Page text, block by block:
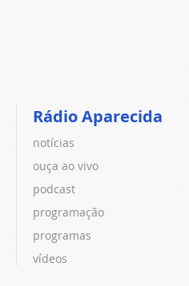
Rádio Aparecida
notícias
ouça ao vivo
podcast
programação
programas
vídeos